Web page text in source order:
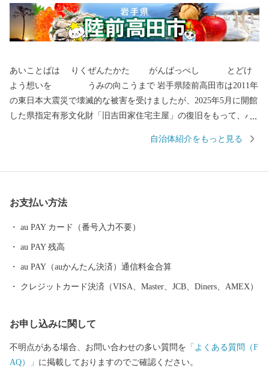
あいことばは りくぜんたかた がんばっぺし とどけ
よう想いを うみの向こうまで 岩手県陸前高田市は2011年
の東日本大震災で壊滅的な被害を受けましたが、2025年5月に開館
した県指定有形文化財「旧吉田家住宅主屋」の復旧をもって、ハ
く過ごしやすく、虎舞いで新年を祝います。 四季折々の陸前高田
障がい者の皆様に正式に委託しております。 もしかすると、きち
んと梱包されているか心配される方もいるかもしれません。もち
ろん様々な障がいにより苦手な作業もありますが、皆さんの高い
ているんだ」と誇りを持っています。手を抜くことはありませ
自治体紹介をもっと見る
お支払い方法
au PAY カード（番号入力不要）
au PAY 残高
au PAY（auかんたん決済）通信料金合算
クレジットカード決済（VISA、Master、JCB、Diners、AMEX）
お申し込みに関して
不明点がある場合、お問い合わせの多い質問を 「よくある質問（F
AQ）」 に掲載しておりますのでご確認ください。